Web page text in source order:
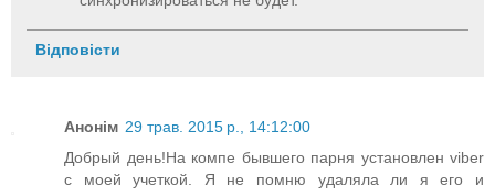
Відповісти
Анонім 29 трав. 2015 р., 14:12:00
Добрый день!На компе бывшего парня установлен viber
с моей учеткой. Я не помню удаляла ли я его и